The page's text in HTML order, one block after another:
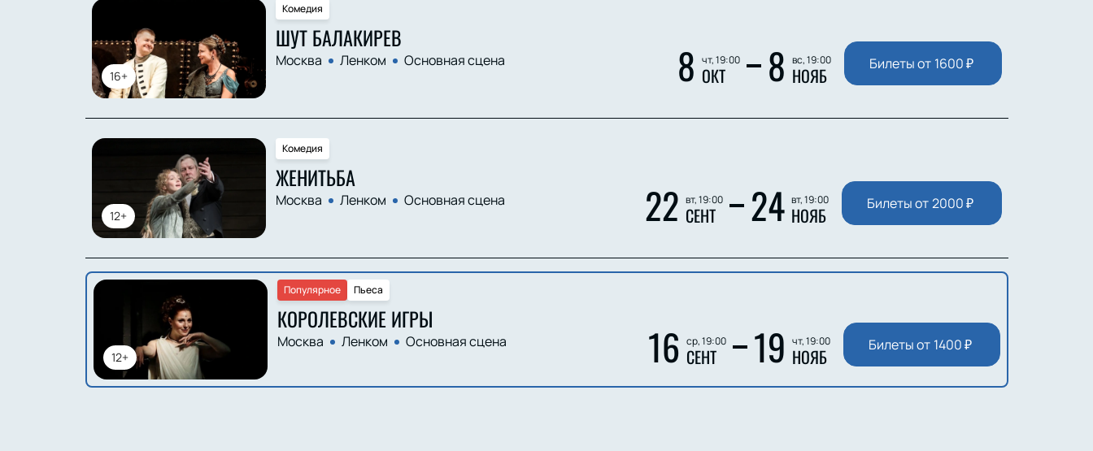
16+
Комедия
ШУТ БАЛАКИРЕВ
Москва Ленком Основная сцена 8 чт, 19:00
ОКТ 8 вс, 19:00
НОЯБ Билеты от 1600₽
12+
Комедия
ЖЕНИТЬБА
Москва Ленком Основная сцена 22 вт, 19:00
СЕНТ 24 вт, 19:00
НОЯБ Билеты от 2000₽
12+
Пьеса
Популярное
КОРОЛЕВСКИЕ ИГРЫ
Москва Ленком Основная сцена 16 ср, 19:00
СЕНТ 19 чт, 19:00
НОЯБ Билеты от 1400₽